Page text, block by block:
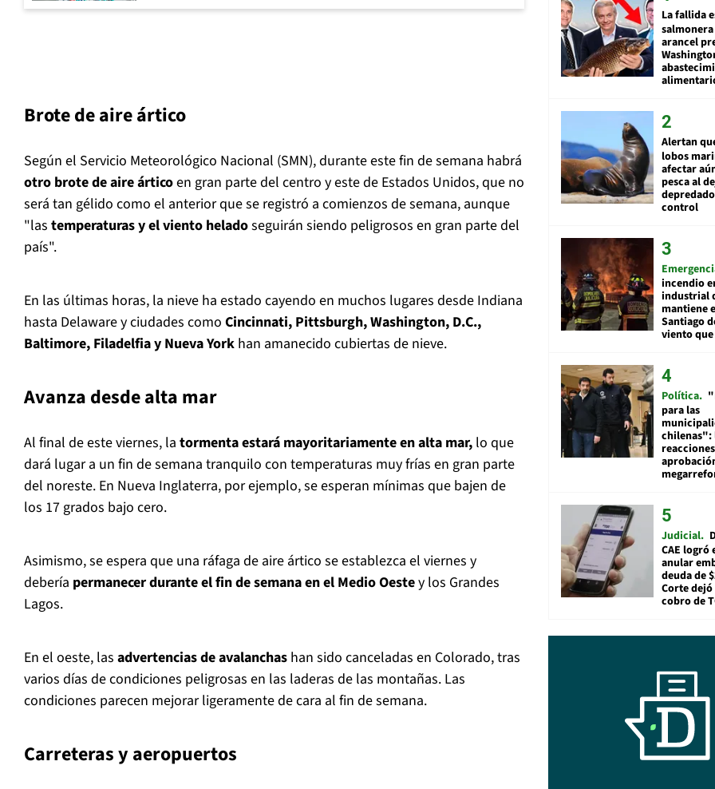
Brote de aire ártico
Según el Servicio Meteorológico Nacional (SMN), durante este fin de semana habrá
otro brote de aire árticoen gran parte del centro y este de Estados Unidos, que no
será tan gélido como el anterior que se registró a comienzos de semana, aunque
"las temperaturas y el viento heladoseguirán siendo peligrosos en gran parte del
país".
En las últimas horas, la nieve ha estado cayendo en muchos lugares desde Indiana
hasta Delaware y ciudades como Cincinnati, Pittsburgh, Washington, D.C.,
Baltimore, Filadelfia y Nueva York han amanecido cubiertas de nieve.
Avanza desde alta mar
Al final de este viernes, la tormenta estará mayoritariamente en alta mar, lo que
dará lugar a un fin de semana tranquilo con temperaturas muy frías en gran parte
del noreste. En Nueva Inglaterra, por ejemplo, se esperan mínimas que bajen de
los 17 grados bajo cero.
Asimismo, se espera que una ráfaga de aire ártico se establezca el viernes y
debería permanecer durante el fin de semana en el Medio Oestey los Grandes
Lagos.
En el oeste, las advertencias de avalanchas han sido canceladas en Colorado, tras
varios días de condiciones peligrosas en las laderas de las montañas. Las
condiciones parecen mejorar ligeramente de cara al fin de semana.
Carreteras y aeropuertos
La fallida
arancel
Alertan
lobos
afectar
pesca al
control
incendio
industrial
mantiene
Santiago
viento que
Política
para las
chilenas":
Judicial
CAE logró
anular
deuda de
Corte
cobro de